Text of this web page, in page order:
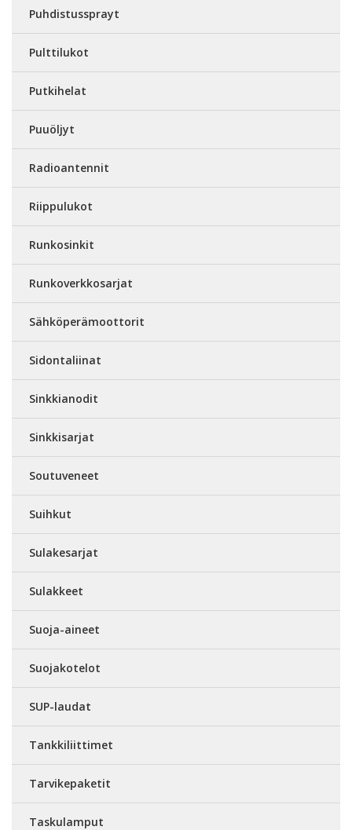
Puhdistussprayt
Pulttilukot
Putkihelat
Puuöljyt
Radioantennit
Riippulukot
Runkosinkit
Runkoverkkosarjat
Sähköperämoottorit
Sidontaliinat
Sinkkianodit
Sinkkisarjat
Soutuveneet
Suihkut
Sulakesarjat
Sulakkeet
Suoja-aineet
Suojakotelot
SUP-laudat
Tankkiliittimet
Tarvikepaketit
Taskulamput